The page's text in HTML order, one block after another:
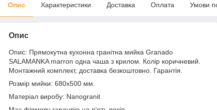
Опис Характеристики Доставка Оплата Умови
Опис
Опис: Прямокутна кухонна гранітна мийка Granado
SALAMANKA marron одна чаша з крилом. Колір коричневий.
Монтажний комплект, доставка безкоштовно. Гарантія.
Розмір мийки: 680х500 мм.
Матеріал виробу: Nanogranit